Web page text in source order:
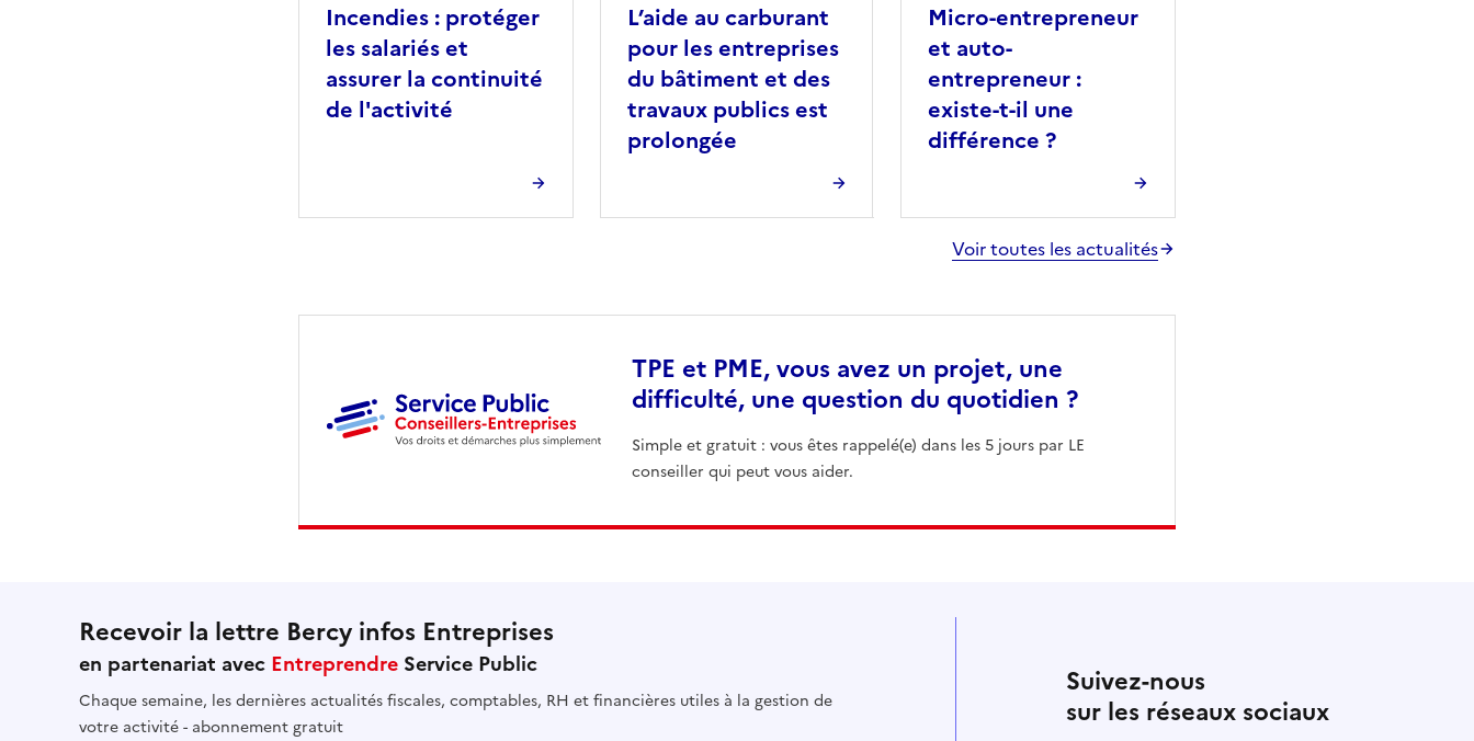
Incendies : protéger
les salariés et
assurer la continuité
de l'activité
L’aide au carburant
pour les entreprises
du bâtiment et des
travaux publics est
prolongée
Micro-entrepreneur
et auto-
entrepreneur :
existe-t-il une
différence ?
Voir toutes les actualités
TPE et PME, vous avez un projet, une
difficulté, une question du quotidien ?
Simple et gratuit : vous êtes rappelé(e) dans les 5 jours par LE
conseiller qui peut vous aider.
Recevoir la lettre Bercy infos Entreprises
en partenariat avec Entreprendre Service Public
Chaque semaine, les dernières actualités fiscales, comptables, RH et financières utiles à la gestion de
votre activité - abonnement gratuit
Suivez-nous
sur les réseaux sociaux